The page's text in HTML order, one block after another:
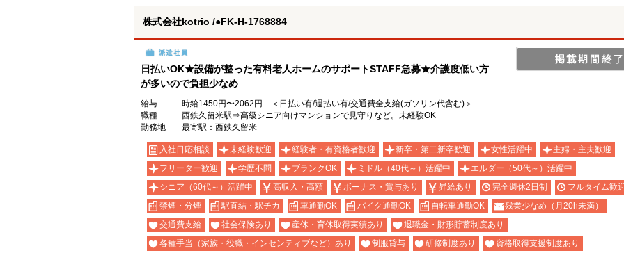
株式会社kotrio /●FK-H-1768884
派遣社員
日払いOK★設備が整った有料老人ホームのサポートSTAFF急募★介護度低い方
が多いので負担少なめ
給与
時給1450円〜2062円 ＜日払い有/週払い有/交通費全支給(ガソリン代含む)＞
職種
西鉄久留米駅⇒高級シニア向けマンションで見守りなど。未経験OK
勤務地
最寄駅：西鉄久留米
入社日応相談 未経験歓迎 経験者・有資格者歓迎 新卒・第二新卒歓迎 女性活躍中
主婦・主夫歓迎
フリーター歓迎
学歴不問 ブランクOK ミドル（40代～）活躍中
エルダー（50代～）活躍中
シニア（60代～）活躍中
高収入・高額 ボーナス・賞与あり 昇給あり 完全週休2日制
フルタイム歓
禁煙・分煙
駅直結・駅チカ 車通勤OK バイク通勤OK 自転車通勤OK
残業少なめ（月20h未満）
交通費支給
社会保険あり 産休・育休取得実績あり
退職金・財形貯蓄制度あり
各種手当（家族・役職・インセンティブなど）あり
制服貸与 研修制度あり 資格取得支援制度あり